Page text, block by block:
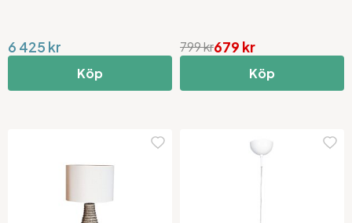
6 425 kr
Köp
679 kr
799 kr
Köp